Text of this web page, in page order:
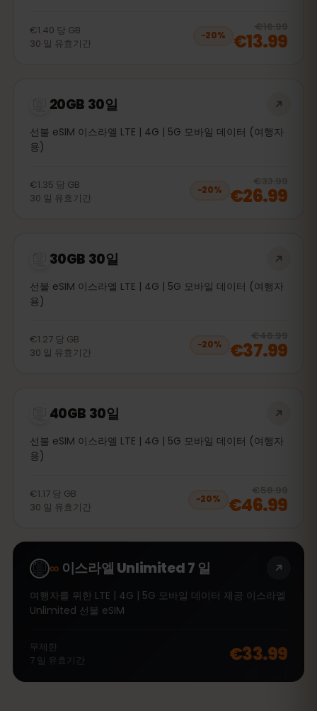
€1.40 당 GB
30 일 유효기간
−20%
€16.99
€13.99
20GB 30일
선불 eSIM 이스라엘 LTE | 4G | 5G 모바일 데이터 (여행자
용)
€1.35 당 GB
30 일 유효기간
−20%
€33.99
€26.99
30GB 30일
선불 eSIM 이스라엘 LTE | 4G | 5G 모바일 데이터 (여행자
용)
€1.27 당 GB
30 일 유효기간
−20%
€46.99
€37.99
40GB 30일
선불 eSIM 이스라엘 LTE | 4G | 5G 모바일 데이터 (여행자
용)
€1.17 당 GB
30 일 유효기간
−20%
€58.99
€46.99
∞ 이스라엘 Unlimited 7 일
여행자를 위한 LTE | 4G | 5G 모바일 데이터 제공 이스라엘
Unlimited 선불 eSIM
무제한
7 일 유효기간 €33.99